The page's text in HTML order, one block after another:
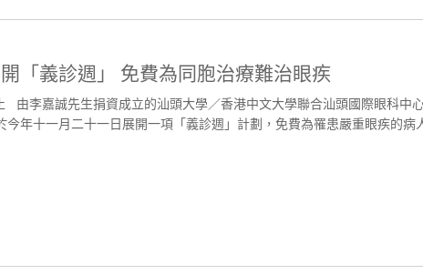
「義診週」 免費為同胞治療難治眼疾
由李嘉誠先生捐資成立的汕頭大學／香港中文大學聯合汕頭國際眼科中
今年十一月二十一日展開一項「義診週」計劃，免費為罹患嚴重眼疾的病